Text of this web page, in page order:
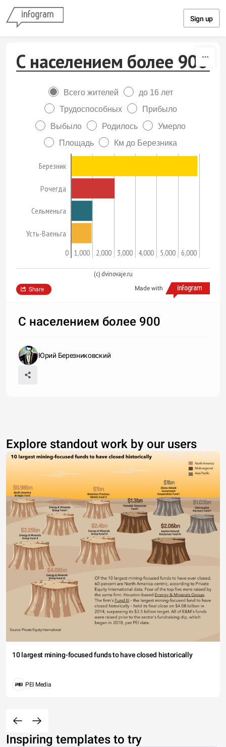
Sign up
С населением более 900
Всего жителей
до 16 лет
Трудоспособных
Прибыло
Выбыло
Родилось
Умерло
Площадь
Км до Березника
Березник
Рочегда
Сельменьга
Усть-Ваеньга
0 1,000 2,000 3,000 4,000 5,000 6,000
(c) dvinovaje.ru
Made with
Share
С населением более 900
Юрий Березниковский
Explore standout work by our users
10 largest mining-focused funds to have closed historically
PEI Media
Inspiring templates to try